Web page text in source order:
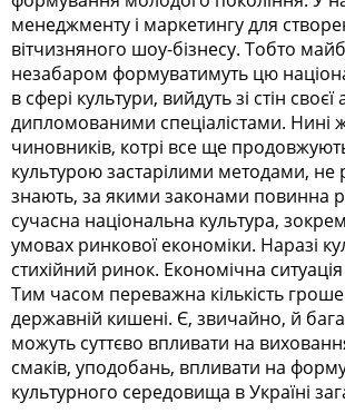
менеджменту і маркетингу для
вітчизняного шоу-бізнесу. Тобто
незабаром формуватимуть цю
в сфері культури, вийдуть зі стін
дипломованими спеціалістами. Нині
чиновників, котрі все ще
культурою застарілими методами, не
знають, за якими законами повинна
сучасна національна культура,
умовах ринкової економіки. Наразі
стихійний ринок. Економічна
Тим часом переважна кількість
державній кишені. Є, звичайно, й
можуть суттєво впливати на
смаків, уподобань, впливати на
культурного середовища в Україні